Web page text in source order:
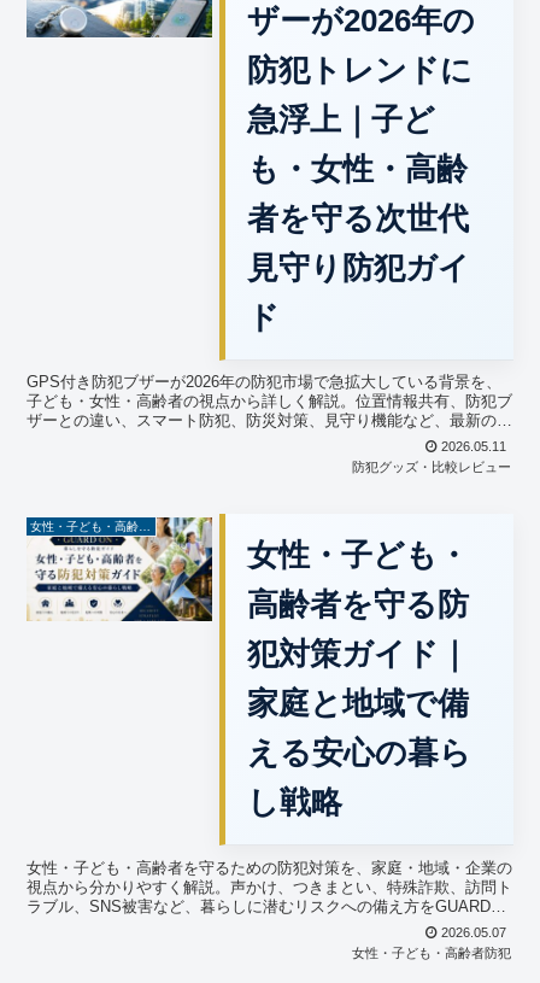
ザーが2026年の
防犯トレンドに
急浮上｜子ど
も・女性・高齢
者を守る次世代
見守り防犯ガイ
ド
GPS付き防犯ブザーが2026年の防犯市場で急拡大している背景を、
子ども・女性・高齢者の視点から詳しく解説。位置情報共有、防犯ブ
ザーとの違い、スマート防犯、防災対策、見守り機能など、最新の防
2026.05.11
防犯グッズ・比較レビュー
女性・子ども・
高齢者を守る防
犯対策ガイド｜
家庭と地域で備
える安心の暮ら
し戦略
女性・子ども・高齢者を守るための防犯対策を、家庭・地域・企業の
視点から分かりやすく解説。声かけ、つきまとい、特殊詐欺、訪問ト
ラブル、SNS被害など、暮らしに潜むリスクへの備え方をGUARD
2026.05.07
女性・子ども・高齢者防犯